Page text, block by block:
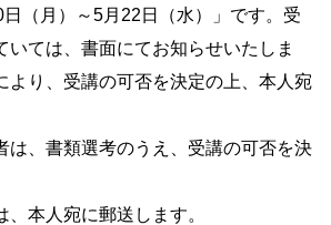
（月）～5月22日（水）」です。受
いては、書面にてお知らせいたしま
より、受講の可否を決定の上、本人宛
は、書類選考のうえ、受講の可否を決
本人宛に郵送します。